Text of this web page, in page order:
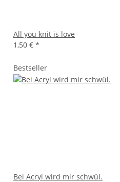
All you knit is love
1,50 € *
Bestseller
Bei Acryl wird mir schwül.